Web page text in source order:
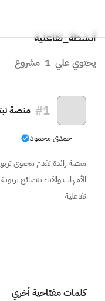
أنشطة_تفاعلية
يحتوي علي 1 مشروع
#1 منصة
حمدي محمود
منصة رائدة تقدم محتوى
الأمهات والآباء بنصائح
تفاعلية
كلمات مفتاحية أخري